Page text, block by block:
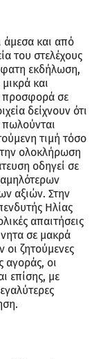
άμεσα και από
του στελέχους
εκδήλωση,
και
προσφορά σε
δείχνουν ότι
τιμή τόσο
την ολοκλήρωση
οδηγεί σε
αξιών. Στην
Ηλίας
απαιτήσεις
σε μακρά
ζητούμενες
αγοράς, οι
επίσης, με